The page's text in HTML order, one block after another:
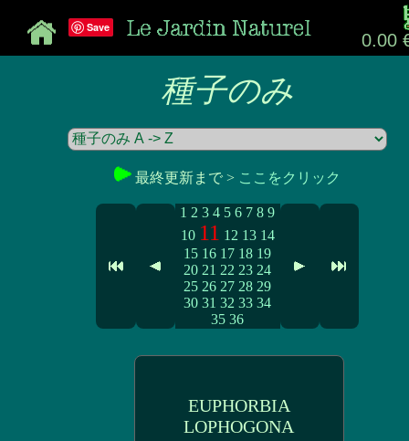
0.00
Save
種子のみ
最終更新まで > ここをクリック
1 2 3 4 5 6 7 8 9
10 11 12 13 14
15 16 17 18 19
20 21 22 23 24
25 26 27 28 29
30 31 32 33 34
35 36
EUPHORBIA
LOPHOGONA